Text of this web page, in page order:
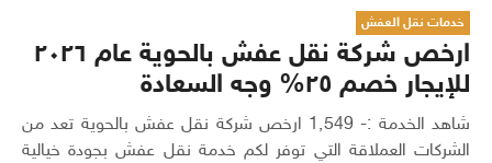
خدمات نقل العفش
ارخص شركة نقل عفش بالحوية عام ٢٠٢٦
للإيجار خصم ٢٥% وجه السعادة
شاهد الخدمة :- 1٬549 ارخص شركة نقل عفش بالحوية تعد من
الشركات العملاقة التي توفر لكم خدمة نقل عفش بجودة خيالية